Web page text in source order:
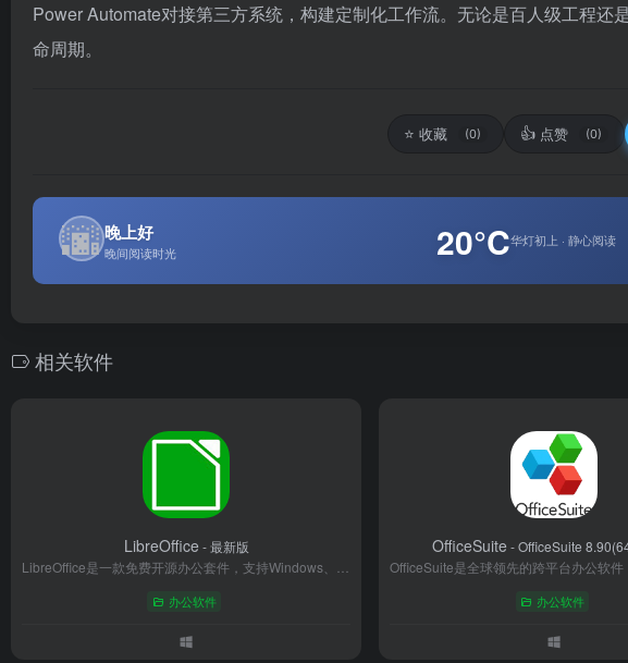
Power Automate对接第三方系统，构建定制化工作流。无论是百人级工程
命周期。
⭐ 收藏 (0) 👍 点赞 (0)
🌆晚上好
晚间阅读时光 20°C华灯初上 · 静心阅读
相关软件
LibreOffice - 最新版
办公软件
OfficeSuite - OfficeSuite
办公软件